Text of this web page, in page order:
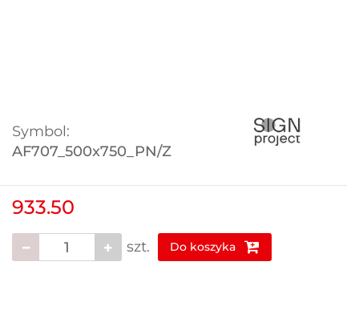
Symbol:
AF707_500x750_PN/Z
933.50
szt. Do koszyka